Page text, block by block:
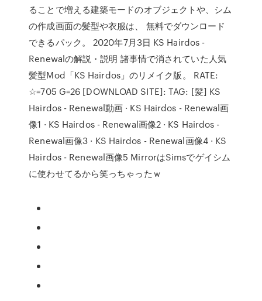
ることで増える建築モードのオブジェクトや、シム
の作成画面の髪型や衣服は、 無料でダウンロード
できるパック。 2020年7月3日 KS Hairdos -
Renewalの解説・説明 諸事情で消されていた人気
髪型Mod「KS Hairdos」のリメイク版。 RATE:
☆=705 G=26 [DOWNLOAD SITE]: TAG: [髪] KS
Hairdos - Renewal動画 · KS Hairdos - Renewal画
像1 · KS Hairdos - Renewal画像2 · KS Hairdos -
Renewal画像3 · KS Hairdos - Renewal画像4 · KS
Hairdos - Renewal画像5 MirrorはSimsでゲイシム
に使わせてるから笑っちゃったｗ